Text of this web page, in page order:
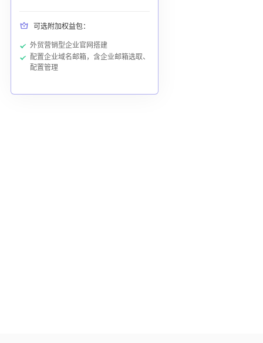
可选附加权益包：
外贸营销型企业官网搭建
配置企业域名邮箱，含企业邮箱选取、
配置管理